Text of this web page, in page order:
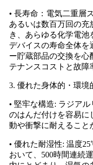
• 長寿命：電気二重層
あるいは数百万回の充
き、あらゆる化学電池
デバイスの寿命全体を
ー貯蔵部品の交換を心
テナンスコストと故障
3. 優れた身体的・環境
• 堅牢な構造: ラジア
のはんだ付けを容易に
動や衝撃に耐えること
• 優れた耐湿性: 温度
おいて、500時間連続